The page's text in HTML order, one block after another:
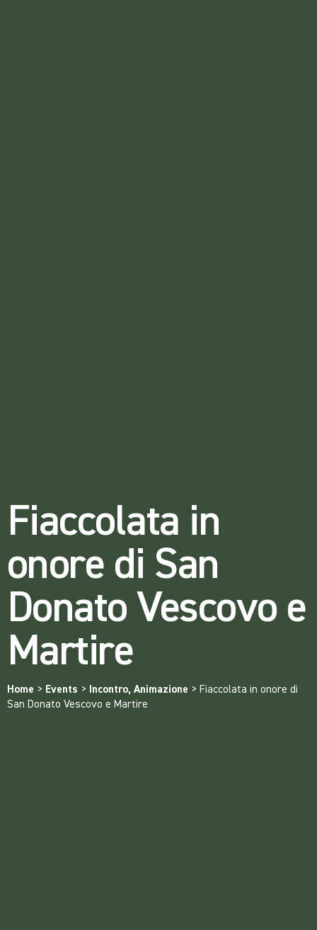
Fiaccolata in
onore di San
Donato Vescovo e
Martire
Home > Events > Incontro, Animazione > Fiaccolata in onore di
San Donato Vescovo e Martire